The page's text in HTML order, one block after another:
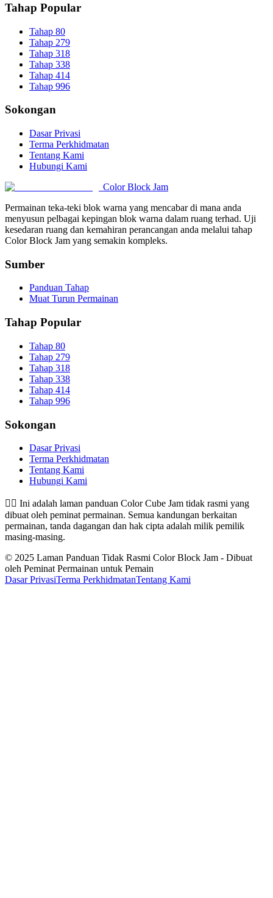
Tahap Popular
Tahap 80
Tahap 279
Tahap 318
Tahap 338
Tahap 414
Tahap 996
Sokongan
Dasar Privasi
Terma Perkhidmatan
Tentang Kami
Hubungi Kami
Color Block Jam
Permainan teka-teki blok warna yang mencabar di mana anda
menyusun pelbagai kepingan blok warna dalam ruang terhad. Uji
kesedaran ruang dan kemahiran perancangan anda melalui tahap
Color Block Jam yang semakin kompleks.
Sumber
Panduan Tahap
Muat Turun Permainan
Tahap Popular
Tahap 80
Tahap 279
Tahap 318
Tahap 338
Tahap 414
Tahap 996
Sokongan
Dasar Privasi
Terma Perkhidmatan
Tentang Kami
Hubungi Kami
👉🏻 Ini adalah laman panduan Color Cube Jam tidak rasmi yang
dibuat oleh peminat permainan. Semua kandungan berkaitan
permainan, tanda dagangan dan hak cipta adalah milik pemilik
masing-masing.
© 2025 Laman Panduan Tidak Rasmi Color Block Jam - Dibuat
oleh Peminat Permainan untuk Pemain
Dasar PrivasiTerma PerkhidmatanTentang Kami